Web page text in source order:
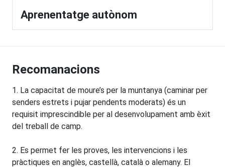
Aprenentatge autònom
Recomanacions
1. La capacitat de moure’s per la muntanya (caminar per
senders estrets i pujar pendents moderats) és un
requisit imprescindible per al desenvolupament amb èxit
del treball de camp.
2. Es permet fer les proves, les intervencions i les
pràctiques en anglès, castellà, català o alemany. El